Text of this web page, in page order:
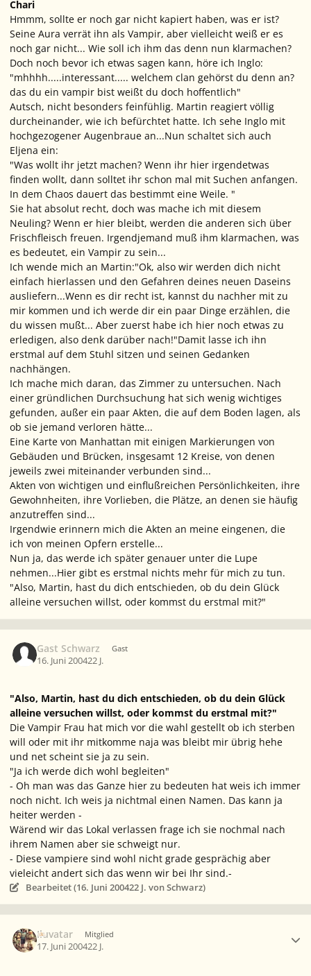
Chari
Hmmm, sollte er noch gar nicht kapiert haben, was er ist?
Seine Aura verrät ihn als Vampir, aber vielleicht weiß er es
noch gar nicht... Wie soll ich ihm das denn nun klarmachen?
Doch noch bevor ich etwas sagen kann, höre ich Inglo:
"mhhhh.....interessant..... welchem clan gehörst du denn an?
das du ein vampir bist weißt du doch hoffentlich"
Autsch, nicht besonders feinfühlig. Martin reagiert völlig
durcheinander, wie ich befürchtet hatte. Ich sehe Inglo mit
hochgezogener Augenbraue an...Nun schaltet sich auch
Eljena ein:
"Was wollt ihr jetzt machen? Wenn ihr hier irgendetwas
finden wollt, dann solltet ihr schon mal mit Suchen anfangen.
In dem Chaos dauert das bestimmt eine Weile. "
Sie hat absolut recht, doch was mache ich mit diesem
Neuling? Wenn er hier bleibt, werden die anderen sich über
Frischfleisch freuen. Irgendjemand muß ihm klarmachen, was
es bedeutet, ein Vampir zu sein...
Ich wende mich an Martin:"Ok, also wir werden dich nicht
einfach hierlassen und den Gefahren deines neuen Daseins
ausliefern...Wenn es dir recht ist, kannst du nachher mit zu
mir kommen und ich werde dir ein paar Dinge erzählen, die
du wissen mußt... Aber zuerst habe ich hier noch etwas zu
erledigen, also denk darüber nach!"Damit lasse ich ihn
erstmal auf dem Stuhl sitzen und seinen Gedanken
nachhängen.
Ich mache mich daran, das Zimmer zu untersuchen. Nach
einer gründlichen Durchsuchung hat sich wenig wichtiges
gefunden, außer ein paar Akten, die auf dem Boden lagen, als
ob sie jemand verloren hätte...
Eine Karte von Manhattan mit einigen Markierungen von
Gebäuden und Brücken, insgesamt 12 Kreise, von denen
jeweils zwei miteinander verbunden sind...
Akten von wichtigen und einflußreichen Persönlichkeiten, ihre
Gewohnheiten, ihre Vorlieben, die Plätze, an denen sie häufig
anzutreffen sind...
Irgendwie erinnern mich die Akten an meine eingenen, die
ich von meinen Opfern erstelle...
Nun ja, das werde ich später genauer unter die Lupe
nehmen...Hier gibt es erstmal nichts mehr für mich zu tun.
"Also, Martin, hast du dich entschieden, ob du dein Glück
alleine versuchen willst, oder kommst du erstmal mit?"
Gast Schwarz Gast
16. Juni 200422 J.
"Also, Martin, hast du dich entschieden, ob du dein Glück
alleine versuchen willst, oder kommst du erstmal mit?"
Die Vampir Frau hat mich vor die wahl gestellt ob ich sterben
will oder mit ihr mitkomme naja was bleibt mir übrig hehe
und net scheint sie ja zu sein.
"Ja ich werde dich wohl begleiten"
- Oh man was das Ganze hier zu bedeuten hat weis ich immer
noch nicht. Ich weis ja nichtmal einen Namen. Das kann ja
heiter werden -
Wärend wir das Lokal verlassen frage ich sie nochmal nach
ihrem Namen aber sie schweigt nur.
- Diese vampiere sind wohl nicht grade gesprächig aber
vieleicht andert sich das wenn wir bei Ihr sind.-
Bearbeitet (16. Juni 200422 J. von Schwarz)
Iluvatar Mitglied
17. Juni 200422 J.